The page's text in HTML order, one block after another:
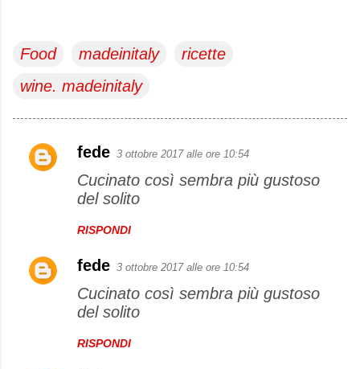
Food madeinitaly
ricette
wine. madeinitaly
C
n
fede 3 ottobre 2017 alle ore 10:54
Cucinato così sembra più gustoso
del solito
RISPONDI
fede 3 ottobre 2017 alle ore 10:54
Cucinato così sembra più gustoso
del solito
RISPONDI